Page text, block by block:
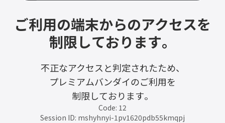
ご利用の端末からのアクセスを
制限しております。
不正なアクセスと判定されたため、
プレミアムバンダイのご利用を
制限しております。
Code: 12
Session ID: mshyhnyi-1pv1620pdb55kmqpj